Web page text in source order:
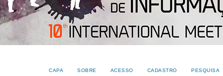
CAPA SOBRE ACESSO CADASTRO
PESQUISA